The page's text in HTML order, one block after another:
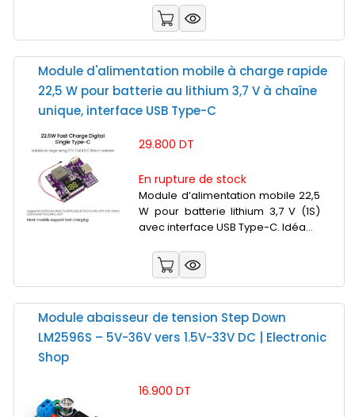
Module d'alimentation mobile à charge rapide
22,5 W pour batterie au lithium 3,7 V à chaîne
unique, interface USB Type-C
29.800 DT
En rupture de stock
Module d’alimentation mobile 22,5
W pour batterie lithium 3,7 V (1S)
avec interface USB Type-C. Idéa...
Module abaisseur de tension Step Down
LM2596S – 5V-36V vers 1.5V-33V DC | Electronic
Shop
16.900 DT